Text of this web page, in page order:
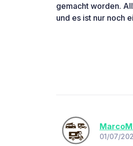
gemacht worden.
und es ist nur noch
01/07/